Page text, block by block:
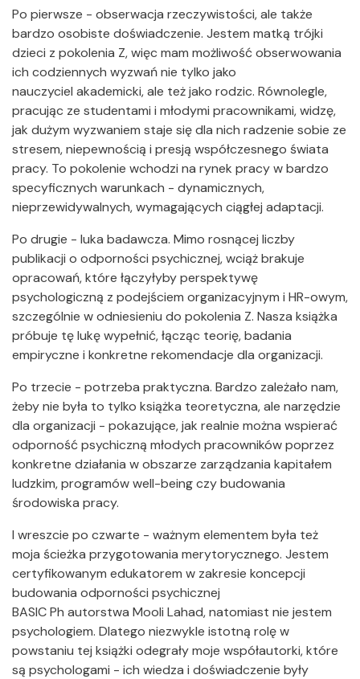
Po pierwsze - obserwacja rzeczywistości, ale także
bardzo osobiste doświadczenie. Jestem matką trójki
dzieci z pokolenia Z, więc mam możliwość obserwowania
ich codziennych wyzwań nie tylko jako
nauczyciel akademicki, ale też jako rodzic. Równolegle,
pracując ze studentami i młodymi pracownikami, widzę,
jak dużym wyzwaniem staje się dla nich radzenie sobie ze
stresem, niepewnością i presją współczesnego świata
pracy. To pokolenie wchodzi na rynek pracy w bardzo
specyficznych warunkach - dynamicznych,
nieprzewidywalnych, wymagających ciągłej adaptacji.
Po drugie - luka badawcza. Mimo rosnącej liczby
publikacji o odporności psychicznej, wciąż brakuje
opracowań, które łączyłyby perspektywę
psychologiczną z podejściem organizacyjnym i HR-owym,
szczególnie w odniesieniu do pokolenia Z. Nasza książka
próbuje tę lukę wypełnić, łącząc teorię, badania
empiryczne i konkretne rekomendacje dla organizacji.
Po trzecie - potrzeba praktyczna. Bardzo zależało nam,
żeby nie była to tylko książka teoretyczna, ale narzędzie
dla organizacji - pokazujące, jak realnie można wspierać
odporność psychiczną młodych pracowników poprzez
konkretne działania w obszarze zarządzania kapitałem
ludzkim, programów well-being czy budowania
środowiska pracy.
I wreszcie po czwarte - ważnym elementem była też
moja ścieżka przygotowania merytorycznego. Jestem
certyfikowanym edukatorem w zakresie koncepcji
budowania odporności psychicznej
BASIC Ph autorstwa Mooli Lahad, natomiast nie jestem
psychologiem. Dlatego niezwykle istotną rolę w
powstaniu tej książki odegrały moje współautorki, które
są psychologami - ich wiedza i doświadczenie były